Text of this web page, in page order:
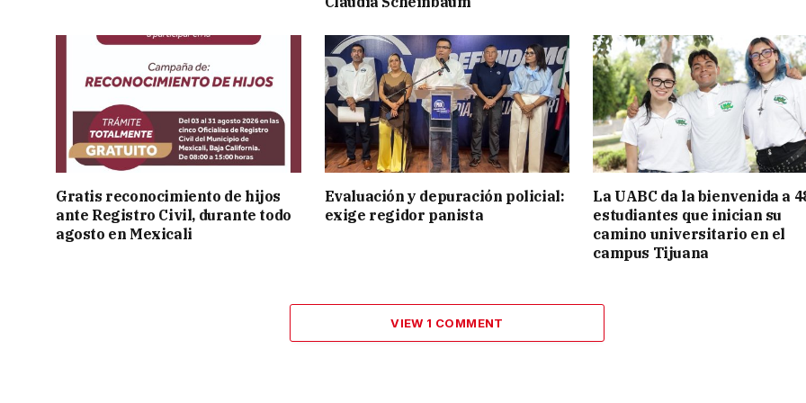
Gratis reconocimiento de hijos
ante Registro Civil, durante todo
agosto en Mexicali
Evaluación y depuración policial:
exige regidor panista
La UABC da la bienvenida a
estudiantes que inician su
camino universitario en el
campus Tijuana
VIEW 1 COMMENT